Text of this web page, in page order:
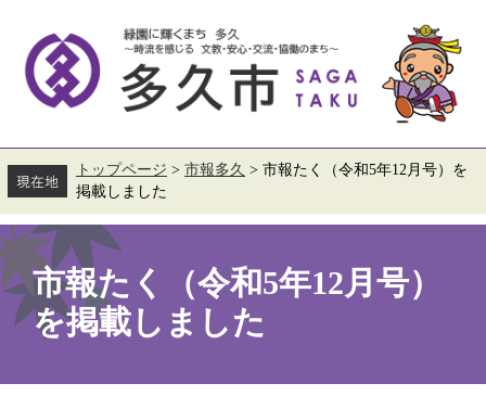
す。
し
て
へ
トップページ > 市報多久 > 市報たく（令和5年12月号）を
掲載しました
本
文
市報たく（令和5年12月号）
を掲載しました